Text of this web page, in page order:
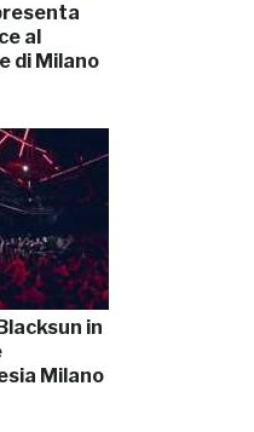
al
di Milano
in
Milano